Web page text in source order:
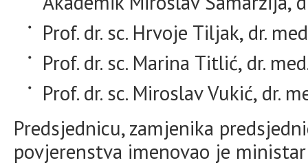
Prof. dr. sc. Hrvoje Tiljak, dr.
Prof. dr. sc. Marina Titlić, dr.
Prof. dr. sc. Miroslav Vukić, dr.
Predsjednicu, zamjenika
povjerenstva imenovao je